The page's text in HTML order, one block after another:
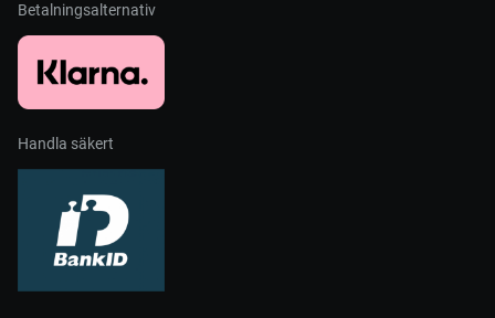
Betalningsalternativ
Handla säkert